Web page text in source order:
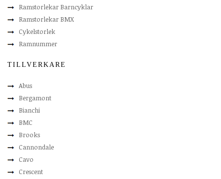
Ramstorlekar Barncyklar
Ramstorlekar BMX
Cykelstorlek
Ramnummer
TILLVERKARE
Abus
Bergamont
Bianchi
BMC
Brooks
Cannondale
Cavo
Crescent